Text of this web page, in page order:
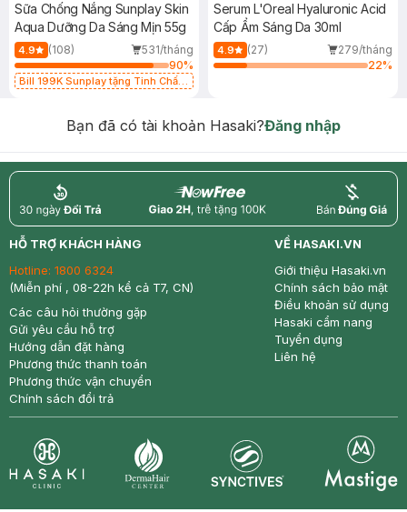
Sữa Chống Nắng Sunplay Skin
Aqua Dưỡng Da Sáng Mịn 55g
4.9 (108)
531/tháng
90%
Bill 199K Sunplay tặng Tinh Chất
Serum L'Oreal Hyaluronic Acid
Cấp Ẩm Sáng Da 30ml
4.9 (27)
279/tháng
22%
Bạn đã có tài khoản Hasaki?Đăng nhập
return nowfree price
HỖ TRỢ KHÁCH HÀNG
Hotline: 1800 6324
(Miễn phí , 08-22h kể cả T7, CN)
Các câu hỏi thường gặp
Gửi yêu cầu hỗ trợ
Hướng dẫn đặt hàng
Phương thức thanh toán
Phương thức vận chuyển
Chính sách đổi trả
VỀ HASAKI.VN
Giới thiệu Hasaki.vn
Chính sách bảo mật
Điều khoản sử dụng
Hasaki cẩm nang
Tuyển dụng
Liên hệ